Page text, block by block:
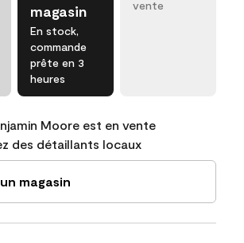
magasin
En stock,
commande
prête en 3
heures
vente
Moore est en vente
des détaillants locaux
magasin